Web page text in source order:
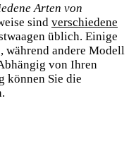
Arten von
sind verschiedene
üblich. Einige
während andere Modell
von Ihren
können Sie die